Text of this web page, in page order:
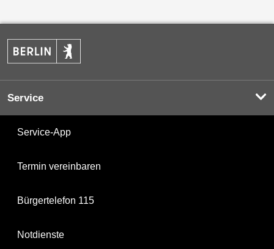
Service
Service-App
Termin vereinbaren
Bürgertelefon 115
Notdienste